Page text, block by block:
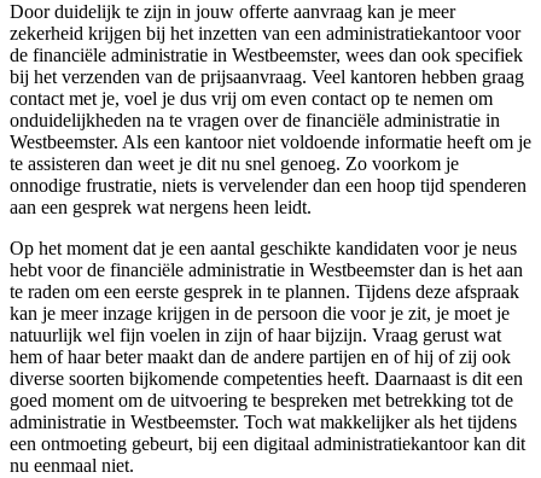
Door duidelijk te zijn in jouw offerte aanvraag kan je meer
zekerheid krijgen bij het inzetten van een administratiekantoor voor
de financiële administratie in Westbeemster, wees dan ook specifiek
bij het verzenden van de prijsaanvraag. Veel kantoren hebben graag
contact met je, voel je dus vrij om even contact op te nemen om
onduidelijkheden na te vragen over de financiële administratie in
Westbeemster. Als een kantoor niet voldoende informatie heeft om je
te assisteren dan weet je dit nu snel genoeg. Zo voorkom je
onnodige frustratie, niets is vervelender dan een hoop tijd spenderen
aan een gesprek wat nergens heen leidt.
Op het moment dat je een aantal geschikte kandidaten voor je neus
hebt voor de financiële administratie in Westbeemster dan is het aan
te raden om een eerste gesprek in te plannen. Tijdens deze afspraak
kan je meer inzage krijgen in de persoon die voor je zit, je moet je
natuurlijk wel fijn voelen in zijn of haar bijzijn. Vraag gerust wat
hem of haar beter maakt dan de andere partijen en of hij of zij ook
diverse soorten bijkomende competenties heeft. Daarnaast is dit een
goed moment om de uitvoering te bespreken met betrekking tot de
administratie in Westbeemster. Toch wat makkelijker als het tijdens
een ontmoeting gebeurt, bij een digitaal administratiekantoor kan dit
nu eenmaal niet.